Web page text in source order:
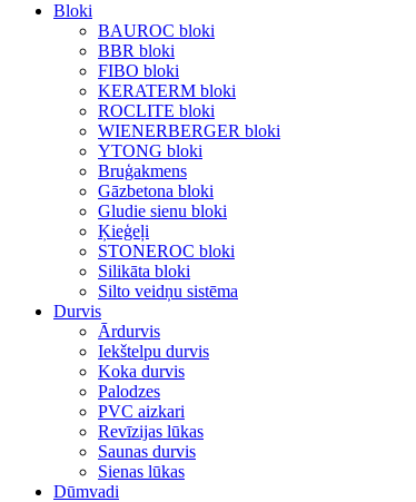
Bloki
BAUROC bloki
BBR bloki
FIBO bloki
KERATERM bloki
ROCLITE bloki
WIENERBERGER bloki
YTONG bloki
Bruģakmens
Gāzbetona bloki
Gludie sienu bloki
Ķieģeļi
STONEROC bloki
Silikāta bloki
Silto veidņu sistēma
Durvis
Ārdurvis
Iekštelpu durvis
Koka durvis
Palodzes
PVC aizkari
Revīzijas lūkas
Saunas durvis
Sienas lūkas
Dūmvadi